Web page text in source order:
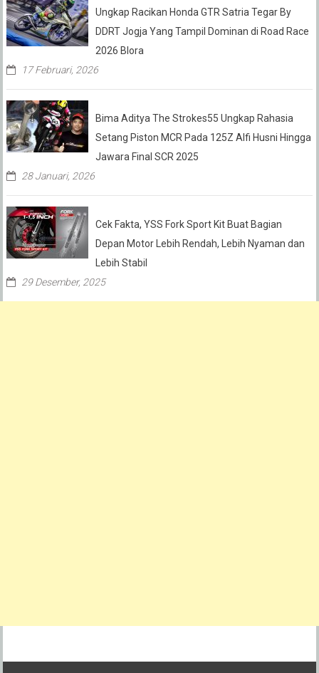
Ungkap Racikan Honda GTR Satria Tegar By
DDRT Jogja Yang Tampil Dominan di Road Race
2026 Blora
17 Februari, 2026
Bima Aditya The Strokes55 Ungkap Rahasia
Setang Piston MCR Pada 125Z Alfi Husni Hingga
Jawara Final SCR 2025
28 Januari, 2026
Cek Fakta, YSS Fork Sport Kit Buat Bagian
Depan Motor Lebih Rendah, Lebih Nyaman dan
Lebih Stabil
29 Desember, 2025